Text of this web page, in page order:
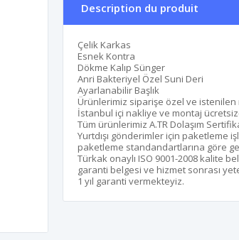
Description du produit
Çelik Karkas
Esnek Kontra
Dökme Kalıp Sünger
Anri Bakteriyel Özel Suni Deri
Ayarlanabilir Başlık
Ürünlerimiz siparişe özel ve
İstanbul içi nakliye ve montaj
Tüm ürünlerimiz A.TR Dolaşım
Yurtdışı gönderimler için paketleme
paketleme standandartlarına göre
Türkak onaylı ISO 9001-2008 kalite
garanti belgesi ve hizmet sonrası
1 yıl garanti vermekteyiz.